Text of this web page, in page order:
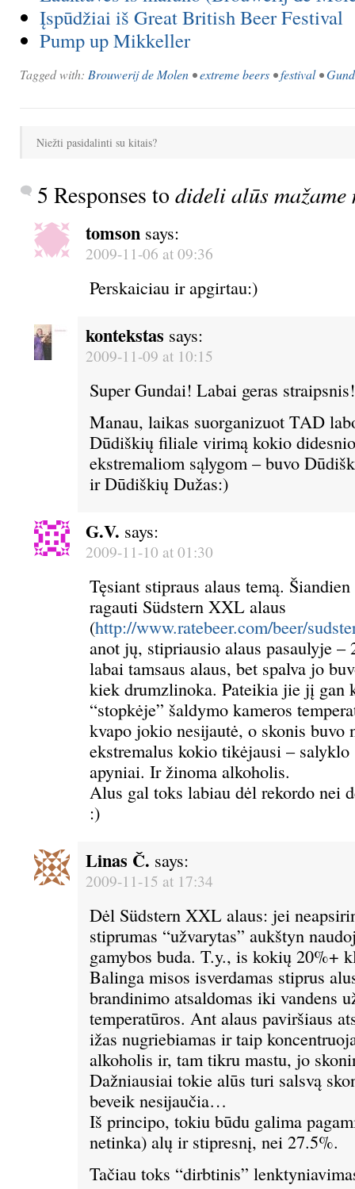
Įspūdžiai iš Great British Beer Festival
Pump up Mikkeller
Tagged with: Brouwerij de Molen •extreme beers •festival•
Niežti pasidalinti su kitais?
5 Responses todideli alūs mažame
tomson says:
2009-11-06 at 09:36
Perskaiciau ir apgirtau:)
kontekstas says:
2009-11-09 at 10:15
Super Gundai! Labai geras straipsnis!
Manau, laikas suorganizuot TAD
Dūdiškių filiale virimą kokio
ekstremaliom sąlygom – buvo
ir Dūdiškių Dužas:)
G.V. says:
2009-11-10 at 01:30
Tęsiant stipraus alaus temą.
ragauti Südstern XXL alaus
(http://www.ratebeer.com/beer/
anot jų, stipriausio alaus pasaulyje
labai tamsaus alaus, bet spalva jo
kiek drumzlinoka. Pateikia jie jį gan
“stopkėje” šaldymo kameros
kvapo jokio nesijautė, o skonis buvo
ekstremalus kokio tikėjausi – salyklo
apyniai. Ir žinoma alkoholis.
Alus gal toks labiau dėl rekordo nei
:)
Linas Č. says:
2009-11-15 at 17:34
Dėl Südstern XXL alaus: jei
stiprumas “užvarytas” aukštyn
gamybos buda. T.y., is kokių 20%+
Balinga misos isverdamas stiprus
brandinimo atsaldomas iki vandens
temperatūros. Ant alaus paviršiaus
ižas nugriebiamas ir taip
alkoholis ir, tam tikru mastu, jo
Dažniausiai tokie alūs turi salsvą
beveik nesijaučia…
Iš principo, tokiu būdu galima
netinka) alų ir stipresnį, nei 27.5%.
Tačiau toks “dirbtinis”